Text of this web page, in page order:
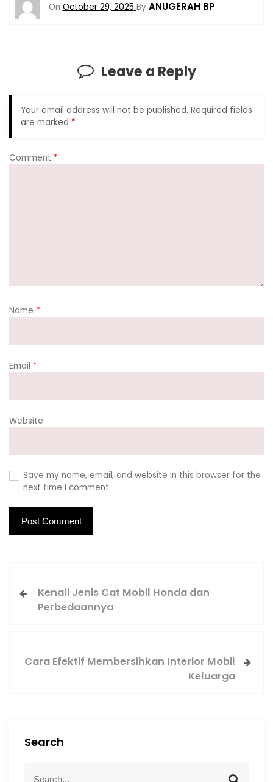
On October 29, 2025 By ANUGERAH BP
Leave a Reply
Your email address will not be published. Required fields
are marked *
Comment *
Name *
Email *
Website
Save my name, email, and website in this browser for the
next time I comment.
Kenali Jenis Cat Mobil Honda dan
Perbedaannya
Cara Efektif Membersihkan Interior Mobil
Keluarga
Search